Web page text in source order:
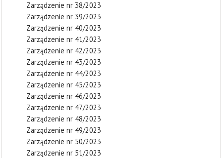
Zarządzenie nr 38/2023
Zarządzenie nr 39/2023
Zarządzenie nr 40/2023
Zarządzenie nr 41/2023
Zarządzenie nr 42/2023
Zarządzenie nr 43/2023
Zarządzenie nr 44/2023
Zarządzenie nr 45/2023
Zarządzenie nr 46/2023
Zarządzenie nr 47/2023
Zarządzenie nr 48/2023
Zarządzenie nr 49/2023
Zarządzenie nr 50/2023
Zarządzenie nr 51/2023